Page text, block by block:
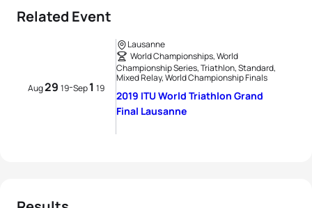
Related Event
Aug29 19-Sep1 19
Lausanne
World Championships, World
Championship Series, Triathlon, Standard,
Mixed Relay, World Championship Finals
2019 ITU World Triathlon Grand
Final Lausanne